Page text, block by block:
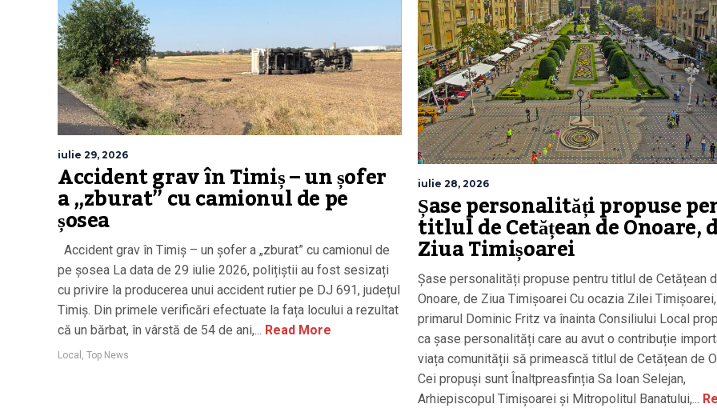
iulie 29, 2026
Accident grav în Timiș – un șofer
a „zburat” cu camionul de pe
șosea
Accident grav în Timiș – un șofer a „zburat” cu camionul de
pe șosea La data de 29 iulie 2026, polițiștii au fost sesizați
cu privire la producerea unui accident rutier pe DJ 691, județul
Timiș. Din primele verificări efectuate la fața locului a rezultat
că un bărbat, în vârstă de 54 de ani,... Read More
Local Top News
iulie 28, 2026
Șase personalități propuse
titlul de Cetățean de Onoare,
Ziua Timișoarei
Șase personalități propuse pentru titlul de Cetățean
Onoare, de Ziua Timișoarei Cu ocazia Zilei Timișoarei,
primarul Dominic Fritz va înainta Consiliului Local
ca șase personalități care au avut o contribuție
viața comunității să primească titlul de Cetățean de
Cei propuși sunt Înaltpreasfinția Sa Ioan Selejan,
Arhiepiscopul Timișoarei și Mitropolitul Banatului,...